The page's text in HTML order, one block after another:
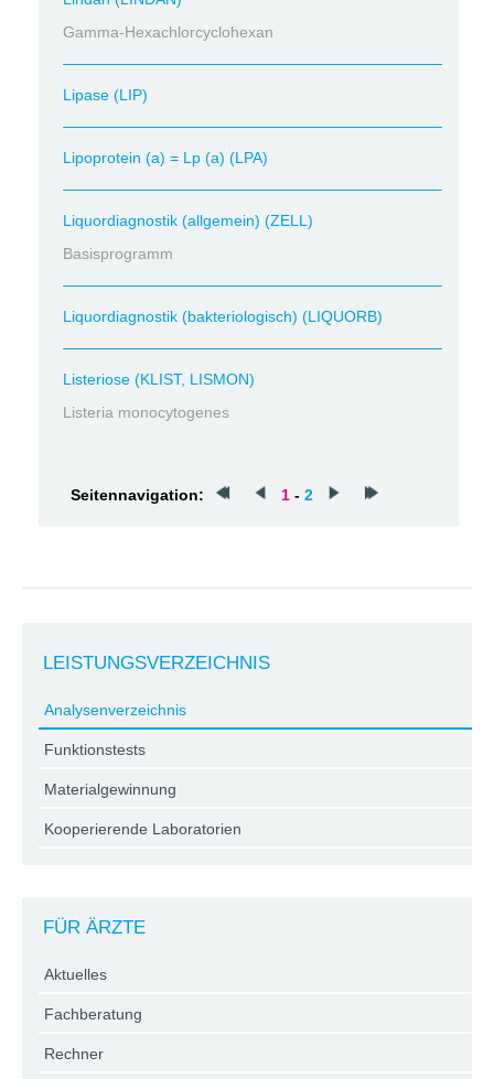
Gamma-Hexachlorcyclohexan
Lipase (LIP)
Lipoprotein (a) = Lp (a) (LPA)
Liquordiagnostik (allgemein) (ZELL)
Basisprogramm
Liquordiagnostik (bakteriologisch) (LIQUORB)
Listeriose (KLIST, LISMON)
Listeria monocytogenes
Seitennavigation: 1 - 2
LEISTUNGSVERZEICHNIS
Analysenverzeichnis
Funktionstests
Materialgewinnung
Kooperierende Laboratorien
FÜR ÄRZTE
Aktuelles
Fachberatung
Rechner